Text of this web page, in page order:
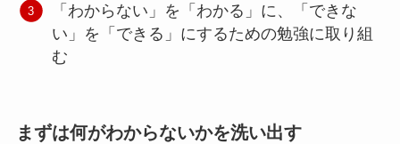
「わからない」を「わかる」に、「できな
い」を「できる」にするための勉強に取り組
む
まずは何がわからないかを洗い出す